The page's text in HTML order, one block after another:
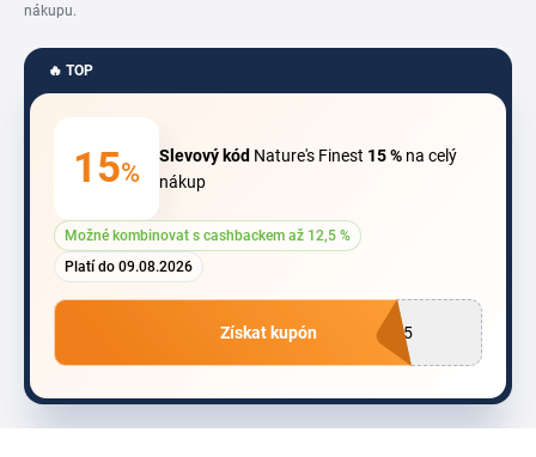
nákupu.
🔥 TOP
15%
Slevový kód Nature's Finest 15 % na celý
nákup
Možné kombinovat s cashbackem až 12,5 %
Platí do 09.08.2026
Z15
Získat kupón